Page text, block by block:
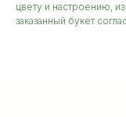
цвету и настроению,
заказанный букет